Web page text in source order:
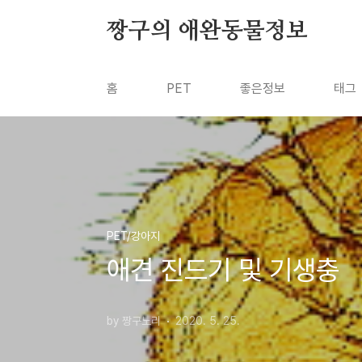
짱구의 애완동물정보
홈 PET 좋은정보 태그
PET/강아지
애견 진드기 및 기생충
by 짱구노리 2020. 5. 25.